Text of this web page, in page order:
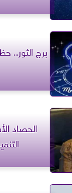
الحصاد